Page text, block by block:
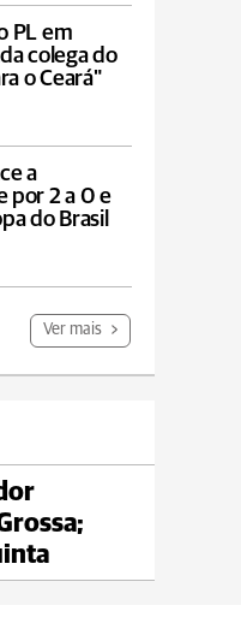
PL em
colega do
o Ceará"
a
por 2 a 0 e
do Brasil
Ver mais
20°C